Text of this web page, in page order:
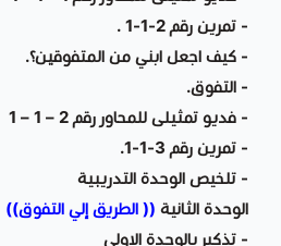
- تمرين رقم 2-1-1 .
- كيف اجعل ابني من المتفوقين؟.
- التفوق.
- فديو تمثيلى للمحاور رقم 2 – 1 – 1
- تمرين رقم 3-1-1.
- تلخيص الوحدة التدريبية
الوحدة الثانية (( الطريق إلي التفوق))
- تذكير بالوحدة الاولى